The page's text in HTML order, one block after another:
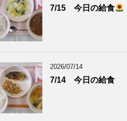
7/15 今日の給食
2026/07/14
7/14 今日の給食